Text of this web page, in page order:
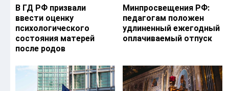
В ГД РФ призвали
ввести оценку
психологического
состояния матерей
после родов
Минпросвещения РФ:
педагогам положен
удлиненный ежегодный
оплачиваемый отпуск